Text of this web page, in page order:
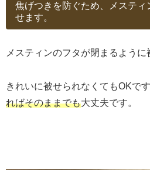
焦げつきを防ぐため、メスティ
せます。
メスティンのフタが閉まるように
きれいに被せられなくてもOKです
ればそのままでも大丈夫です。